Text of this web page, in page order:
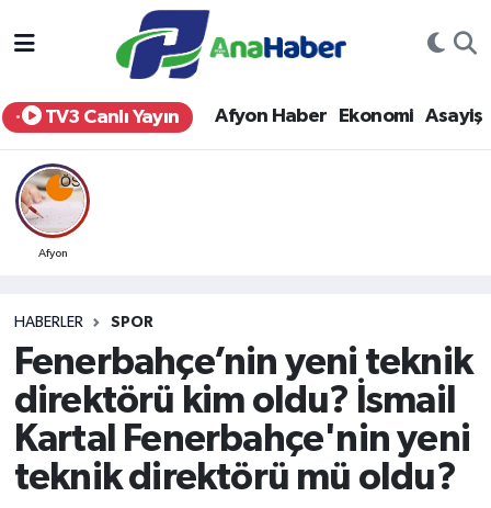
TV3 Canlı Yayın Afyon Haber Ekonomi Asayiş
Afyon
HABERLER SPOR
Fenerbahçe’nin yeni teknik
direktörü kim oldu? İsmail
Kartal Fenerbahçe'nin yeni
teknik direktörü mü oldu?
Yurt Haber
Afyon Haber
Ekonomi
Siyaset
Eğitim
Sağlık
Teknoloji
Afyonkarahisar Nöbetçi Eczaneler
Afyonkarahisar Hava Durumu
Afyonkarahisar Namaz Vakitleri
Afyonkarahisar Trafik Yoğunluk Haritası
Tüm Manşetler
Son Dakika Haberleri
Haber Arşivi